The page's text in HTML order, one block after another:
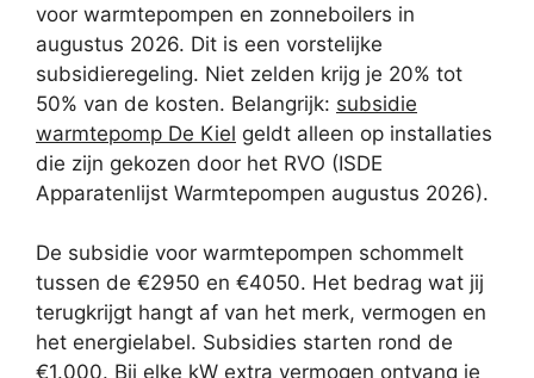
voor warmtepompen en zonneboilers in
augustus 2026. Dit is een vorstelijke
subsidieregeling. Niet zelden krijg je 20% tot
50% van de kosten. Belangrijk: subsidie
warmtepomp De Kiel geldt alleen op installaties
die zijn gekozen door het RVO (ISDE
Apparatenlijst Warmtepompen augustus 2026).
De subsidie voor warmtepompen schommelt
tussen de €2950 en €4050. Het bedrag wat jij
terugkrijgt hangt af van het merk, vermogen en
het energielabel. Subsidies starten rond de
€1.000. Bij elke kW extra vermogen ontvang je